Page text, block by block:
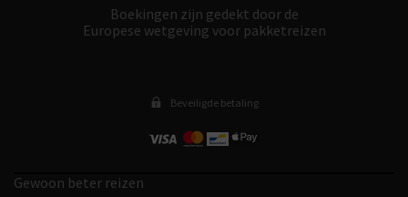
Boekingen zijn gedekt door de
Europese wetgeving voor pakketreizen
Beveiligde betaling
Gewoon beter reizen